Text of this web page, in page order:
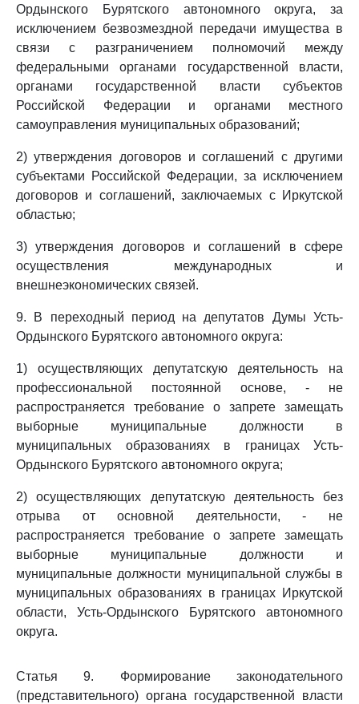
Ордынского Бурятского автономного округа, за
исключением безвозмездной передачи имущества в
связи с разграничением полномочий между
федеральными органами государственной власти,
органами государственной власти субъектов
Российской Федерации и органами местного
самоуправления муниципальных образований;
2) утверждения договоров и соглашений с другими
субъектами Российской Федерации, за исключением
договоров и соглашений, заключаемых с Иркутской
областью;
3) утверждения договоров и соглашений в сфере
осуществления международных и
внешнеэкономических связей.
9. В переходный период на депутатов Думы Усть-
Ордынского Бурятского автономного округа:
1) осуществляющих депутатскую деятельность на
профессиональной постоянной основе, - не
распространяется требование о запрете замещать
выборные муниципальные должности в
муниципальных образованиях в границах Усть-
Ордынского Бурятского автономного округа;
2) осуществляющих депутатскую деятельность без
отрыва от основной деятельности, - не
распространяется требование о запрете замещать
выборные муниципальные должности и
муниципальные должности муниципальной службы в
муниципальных образованиях в границах Иркутской
области, Усть-Ордынского Бурятского автономного
округа.
Статья 9. Формирование законодательного
(представительного) органа государственной власти